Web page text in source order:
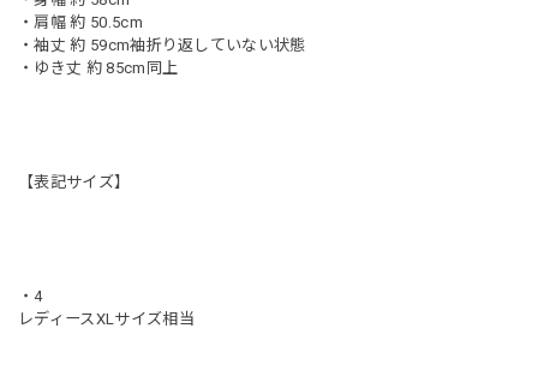
・肩幅 約 50.5cm
・袖丈 約 59cm袖折り返していない状態
・ゆき丈 約 85cm同上
【表記サイズ】
・4
レディースXLサイズ相当